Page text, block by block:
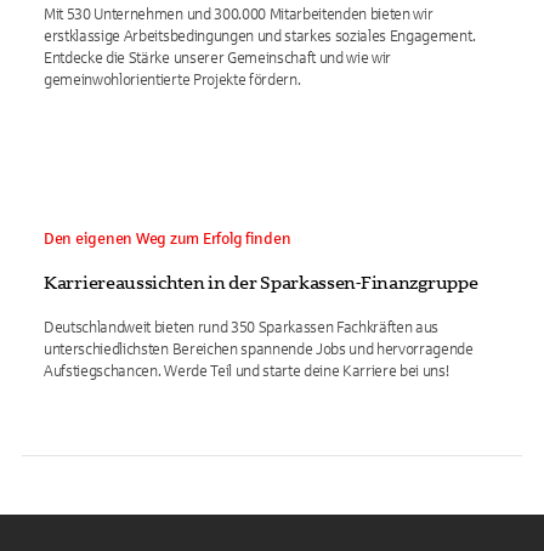
Mit 530 Unternehmen und 300.000 Mitarbeitenden bieten wir
erstklassige Arbeitsbedingungen und starkes soziales Engagement.
Entdecke die Stärke unserer Gemeinschaft und wie wir
gemeinwohlorientierte Projekte fördern.
Den eigenen Weg zum Erfolg finden
Karriereaussichten in der Sparkassen-Finanzgruppe
Deutschlandweit bieten rund 350 Sparkassen Fachkräften aus
unterschiedlichsten Bereichen spannende Jobs und hervorragende
Aufstiegschancen. Werde Teil und starte deine Karriere bei uns!